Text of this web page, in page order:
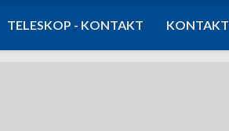
TELESKOP - KONTAKT KONTAKT